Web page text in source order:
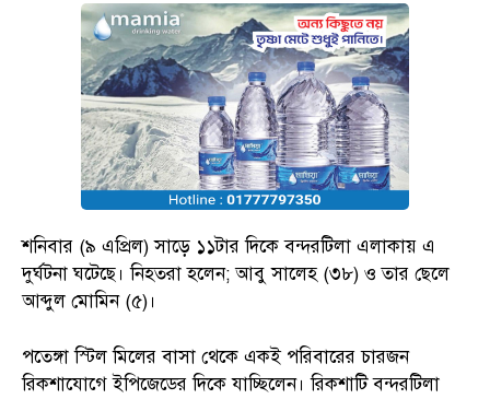
শনিবার (৯ এপ্রিল) সাড়ে ১১টার দিকে বন্দরটিলা এলাকায় এ
দুর্ঘটনা ঘটেছে। নিহতরা হলেন; আবু সালেহ (৩৮) ও তার ছেলে
আব্দুল মোমিন (৫)।
পতেঙ্গা স্টিল মিলের বাসা থেকে একই পরিবারের চারজন
রিকশাযোগে ইপিজেডের দিকে যাচ্ছিলেন। রিকশাটি বন্দরটিলা